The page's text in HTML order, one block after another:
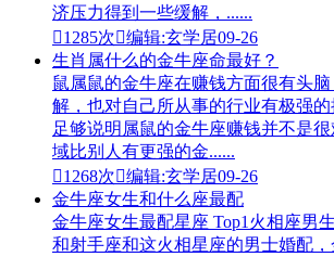
济压力得到一些缓解，......
1285次编辑:玄学居09-26
生肖属什么的金牛座命最好？
鼠属鼠的金牛座在赚钱方面很有头
解，也对自己所从事的行业有极强
足够说明属鼠的金牛座赚钱并不是
域比别人有更强的金......
1268次编辑:玄学居09-26
金牛座女生和什么座最配
金牛座女生最配星座 Top1火相座男
和射手座和这火相星座的男士婚配